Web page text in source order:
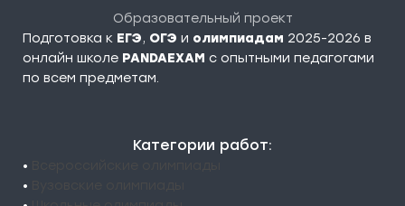
Образовательный проект
Подготовка к ЕГЭ, ОГЭ и олимпиадам 2025-2026 в
онлайн школе PANDAEXAM c опытными педагогами
по всем предметам.
Категории работ:
•
•